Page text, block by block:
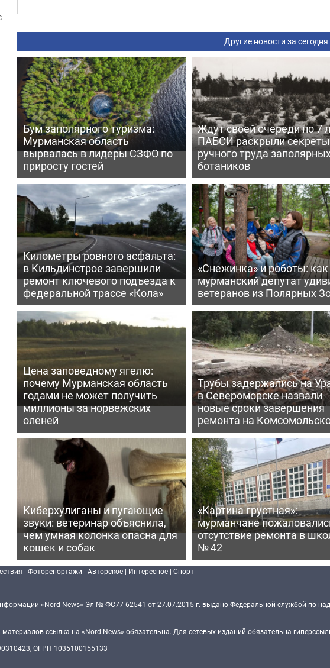
Другие новости за сегодня
Бум заполярного туризма:
Мурманская область
вырвалась в лидеры СЗФО по
приросту гостей
Ждут своей очереди по 7
ПАБСИ раскрыли секреты
ручного труда
ботаников
Километры ровного асфальта:
в Кильдинстрое завершили
ремонт ключевого подъезда к
федеральной трассе «Кола»
«Снежинка» и роботы: как
мурманский депутат
ветеранов из Полярных
Цена заповедному ягелю:
почему Мурманская область
годами не может получить
миллионы за норвежских
оленей
Трубы задержались на
в Североморске назвали
новые сроки завершения
ремонта на
Киберхулиганы и пугающие
звуки: ветеринар объяснила,
чем умная колонка опасна для
кошек и собак
«Картина грустная»:
мурманчане
отсутствие ремонта в
№ 42
| Фоторепортажи | Авторское | Интересное | Спорт
«Nord-News» Эл № ФС77-62541 от 27.07.2015 г. выдано Федеральной службой по
ссылка на «Nord-News» обязательна. Для сетевых изданий обязательна
ОГРН 1035100155133